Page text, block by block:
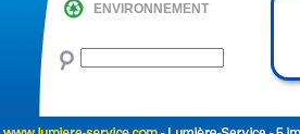
ENVIRONNEMENT